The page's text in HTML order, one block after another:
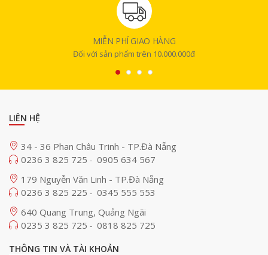
MIỄN PHÍ GIAO HÀNG
Đối với sản phẩm trên 10.000.000đ
LIÊN HỆ
34 - 36 Phan Châu Trinh - TP.Đà Nẵng
0236 3 825 725 - 0905 634 567
179 Nguyễn Văn Linh - TP.Đà Nẵng
0236 3 825 225 - 0345 555 553
640 Quang Trung, Quảng Ngãi
0235 3 825 725 - 0818 825 725
THÔNG TIN VÀ TÀI KHOẢN